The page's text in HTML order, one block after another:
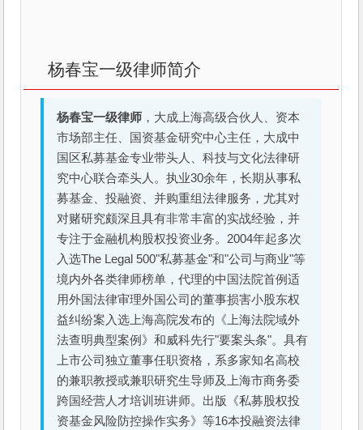
杨春宝一级律师简介
杨春宝一级律师 ，大成上海高级合伙人、资本
市场部主任、国资基金研究中心主任，大成中
国区私募基金专业带头人、科技与文化法律研
究中心联合牵头人。执业30余年，长期从事私
募基金、投融资、并购重组法律服务，尤其对
对赌研究颇深且具有非常丰富的实战经验，并
专注于金融机构股权投资业务。2004年起多次
入选The Legal 500"私募基金"和"公司与商业"等
境内外各类律师榜单，代理的中国法院首例适
用外国法律审理外国公司的董事损害小股东权
益纠纷案入选上海高院发布的《上海法院域外
法查明典型案例》和威科先行"要案头条"。具有
上市公司独立董事任职资格，系多家知名高校
的兼职教授或兼职研究生导师及上海市商务委
跨国经营人才培训班讲师。出版《私募股权投
资基金风险防控操作实务》等16本投融资法律